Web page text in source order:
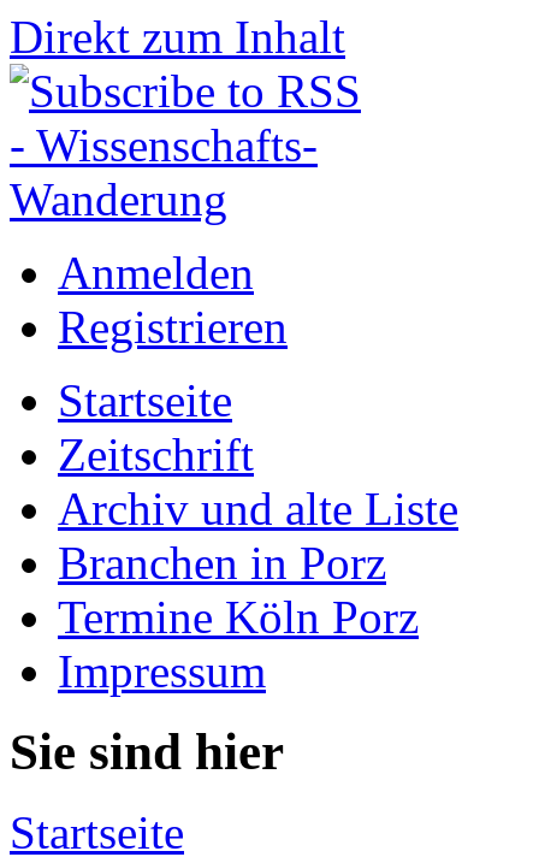
Direkt zum Inhalt
Anmelden
Registrieren
Startseite
Zeitschrift
Archiv und alte Liste
Branchen in Porz
Termine Köln Porz
Impressum
Sie sind hier
Startseite